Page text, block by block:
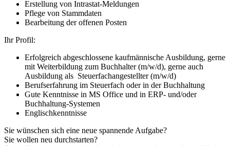
Erstellung von Intrastat-Meldungen
Pflege von Stammdaten
Bearbeitung der offenen Posten
Ihr Profil:
Erfolgreich abgeschlossene kaufmännische Ausbildung, gerne
mit Weiterbildung zum Buchhalter (m/w/d), gerne auch
Ausbildung als Steuerfachangestellter (m/w/d)
Berufserfahrung im Steuerfach oder in der Buchhaltung
Gute Kenntnisse in MS Office und in ERP- und/oder
Buchhaltung-Systemen
Englischkenntnisse
Sie wünschen sich eine neue spannende Aufgabe?
Sie wollen neu durchstarten?